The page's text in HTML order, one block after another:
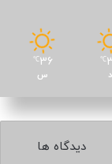
℃
د
36
℃
س
دیدگاه ها